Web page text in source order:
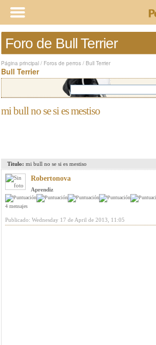
Foro de Bull Terrier
Página principal / Foros de perros / Bull Terrier
Bull Terrier
mi bull no se si es mestiso
Titulo: mi bull no se si es mestiso
Robertonova
Aprendiz
4 mensajes
Publicado: Wednesday 17 de April de 2013, 11:05